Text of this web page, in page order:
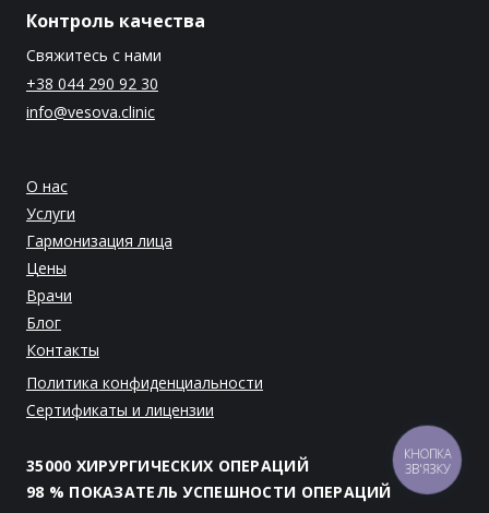
Контроль качества
Свяжитесь с нами
+38 044 290 92 30
info@vesova.clinic
О нас
Услуги
Гармонизация лица
Цены
Врачи
Блог
Контакты
Политика конфиденциальности
Сертификаты и лицензии
35000 ХИРУРГИЧЕСКИХ ОПЕРАЦИЙ
98 % ПОКАЗАТЕЛЬ УСПЕШНОСТИ ОПЕРАЦИЙ
КНОПКА
ЗВ'ЯЗКУ